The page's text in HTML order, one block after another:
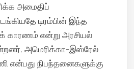
அமைதிப்
டிரம்பின் இந்த
காரணம் என்று அரசியல்
அமெரிக்கா-இஸ்ரேல்
என்பது நிபந்தனைகளுக்கு